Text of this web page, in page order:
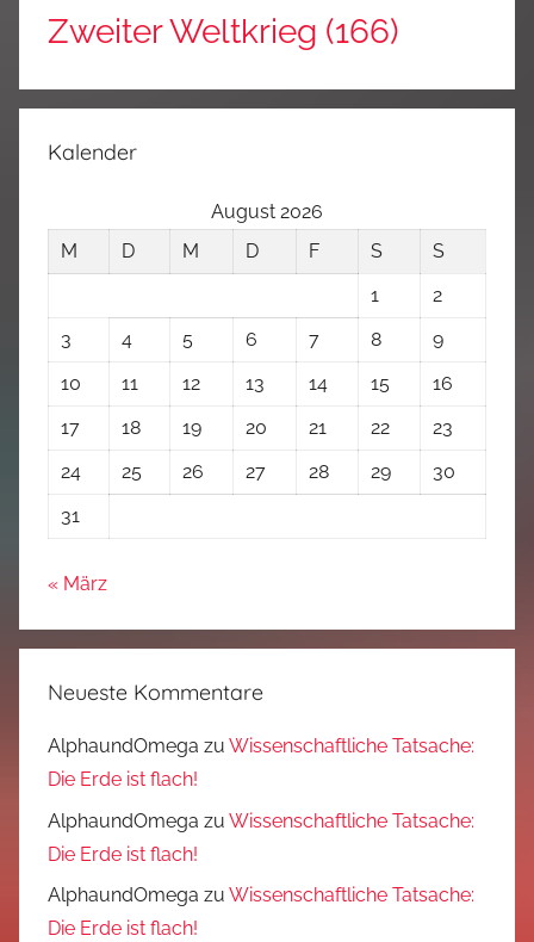
Zweiter Weltkrieg (166)
Kalender
August 2026
M
D M D F S
S
1
2
3
4 5 6 7 8
9
10
11 12 13 14 15
16
17
18 19 20 21 22
23
24
25 26 27 28 29
30
31
« März
Neueste Kommentare
AlphaundOmega zu Wissenschaftliche Tatsache:
Die Erde ist flach!
AlphaundOmega zu Wissenschaftliche Tatsache:
Die Erde ist flach!
AlphaundOmega zu Wissenschaftliche Tatsache:
Die Erde ist flach!